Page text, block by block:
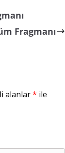
Fragmanı
alanlar* ile